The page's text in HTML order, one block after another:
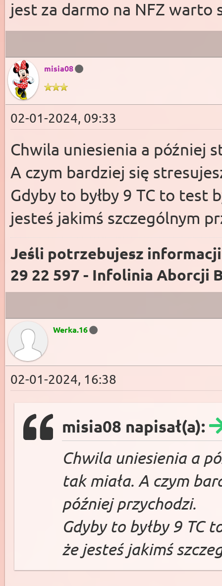
jest za darmo na NFZ warto
misia08
02-01-2024, 09:33
Chwila uniesienia a później
A czym bardziej się
Gdyby to byłby 9 TC to test
jesteś jakimś szczególnym
Jeśli potrzebujesz
29 22 597 - Infolinia Aborcji
Werka.16
02-01-2024, 16:38
misia08 napisał(a):
Chwila uniesienia a
tak miała. A czym
później przychodzi.
Gdyby to byłby 9 TC
że jesteś jakimś